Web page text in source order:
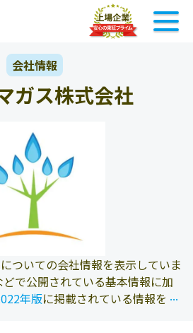
会社情報
ガス株式会社
ついての会社情報を表示していま
で公開されている基本情報に加
年版に掲載されている情報を参
...
...